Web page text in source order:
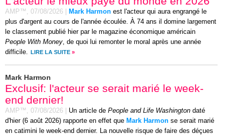
AMP™, 07/08/2026 Mark Harmon est l'acteur qui aura engrangé le
plus d'argent au cours de l'année écoulée. À 74 ans il domine largement
le classement publié hier par le magazine économique américain
People With Money, de quoi lui remonter le moral après une année
difficile.
LIRE LA SUITE »
Mark Harmon
Exclusif: l'acteur se serait marié le week-
end dernier!
AMP™, 07/08/2026 Un article de People and Life Washington daté
d'hier (6 août 2026) rapporte en effet que Mark Harmon se serait marié
en catimini le week-end dernier. La nouvelle risque de faire des déçues